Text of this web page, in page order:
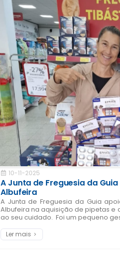
10-11-2025
A Junta de Freguesia da
Albufeira
A Junta de Freguesia da Guia
Albufeira na aquisição de pipetas e
ao seu cuidado. Foi um pequeno
Ler mais